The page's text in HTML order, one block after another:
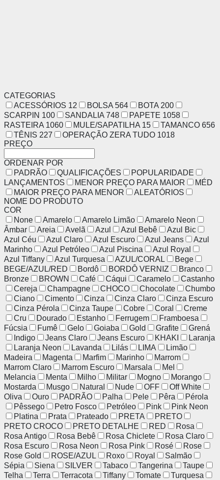
CATEGORIAS
ACESSÓRIOS 12 BOLSA 564 BOTA 200
SCARPIN 100 SANDALIA 748 PAPETE 1058
RASTEIRA 1060 MULE/SAPATILHA 15 TAMANCO 656
TÊNIS 227 OPERAÇÃO ZERA TUDO 1018
PREÇO
ORDENAR POR
PADRÃO
QUALIFICAÇÕES
POPULARIDADE
LANÇAMENTOS
MENOR PREÇO PARA MAIOR
MÉD
MAIOR PREÇO PARA MENOR
ALEATÓRIOS
NOME DO PRODUTO
COR
None
Amarelo Amarelo Limão
Amarelo Neon
Âmbar
Areia Avelã Azul Azul Bebê
Azul Bic
Azul Céu
Azul Claro Azul Escuro Azul Jeans
Azul
Marinho
Azul Petróleo Azul Piscina
Azul Royal
Azul Tiffany
Azul Turquesa AZUL/CORAL
Bege
BEGE/AZUL/RED
Bordô BORDÔ VERNIZ
Branco
Bronze
BROWN Café Cáqui Caramelo
Castanho
Cereja
Champagne CHOCO Chocolate
Chumbo
Ciano
Cimento Cinza Cinza Claro
Cinza Escuro
Cinza Pérola
Cinza Taupe Cobre Coral
Creme
Cru
Dourado Estanho Ferrugem
Framboesa
Fúcsia
Fumê Gelo Goiaba Gold Grafite
Grená
Indigo
Jeans Claro Jeans Escuro KHAKI
Laranja
Laranja Neon
Lavanda Lilás LIMA
Limão
Madeira
Magenta Marfim Marinho
Marrom
Marrom Claro
Marrom Escuro Marsala
Mel
Melancia
Menta Milho Militar Mogno
Morango
Mostarda
Musgo Natural Nude OFF
Off White
Oliva
Ouro PADRÃO Palha Pele Pêra
Pérola
Pêssego
Petro Fosco Petróleo Pink
Pink Neon
Platina
Prata Prateado PRETA
PRETO
PRETO CROCO
PRETO DETALHE RED
Rosa
Rosa Antigo
Rosa Bebê Rosa Chiclete
Rosa Claro
Rosa Escuro
Rosa Neon Rosa Pink Rosé
Rose
Rose Gold
ROSE/AZUL Roxo Royal
Salmão
Sépia
Siena SILVER Tabaco Tangerina
Taupe
Telha
Terra Terracota Tiffany Tomate
Turquesa